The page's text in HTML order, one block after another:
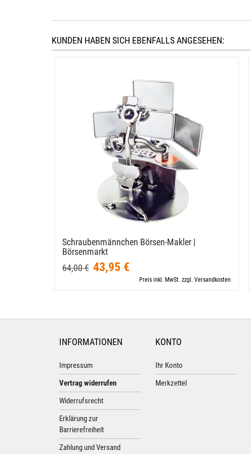
KUNDEN HABEN SICH EBENFALLS ANGESEHEN:
Schraubenmännchen Börsen-​Makler |
Börsenmarkt
64,00 € 43,95 €
Preis inkl. MwSt. zzgl. Versandkosten
INFORMATIONEN
Impressum
Vertrag widerrufen
Widerrufsrecht
Erklärung zur
Barrierefreiheit
Zahlung und Versand
KONTO
Ihr Konto
Merkzettel